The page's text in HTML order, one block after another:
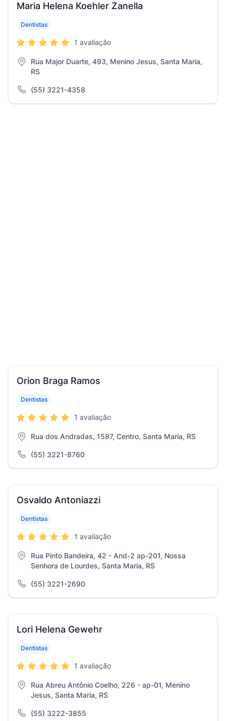
Maria Helena Koehler Zanella
Dentistas
1 avaliação
Rua Major Duarte, 493, Menino Jesus, Santa Maria,
RS
(55) 3221-4358
Orion Braga Ramos
Dentistas
1 avaliação
Rua dos Andradas, 1587, Centro, Santa Maria, RS
(55) 3221-8760
Osvaldo Antoniazzi
Dentistas
1 avaliação
Rua Pinto Bandeira, 42 - And-2 ap-201, Nossa
Senhora de Lourdes, Santa Maria, RS
(55) 3221-2690
Lori Helena Gewehr
Dentistas
1 avaliação
Rua Abreu Antônio Coelho, 226 - ap-01, Menino
Jesus, Santa Maria, RS
(55) 3222-3855